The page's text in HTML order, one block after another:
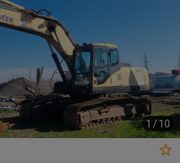
1 /10